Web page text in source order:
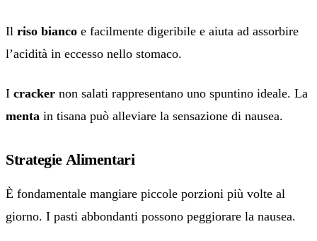
Il riso bianco e facilmente digeribile e aiuta ad assorbire
l’acidità in eccesso nello stomaco.
I cracker non salati rappresentano uno spuntino ideale. La
menta in tisana può alleviare la sensazione di nausea.
Strategie Alimentari
È fondamentale mangiare piccole porzioni più volte al
giorno. I pasti abbondanti possono peggiorare la nausea.